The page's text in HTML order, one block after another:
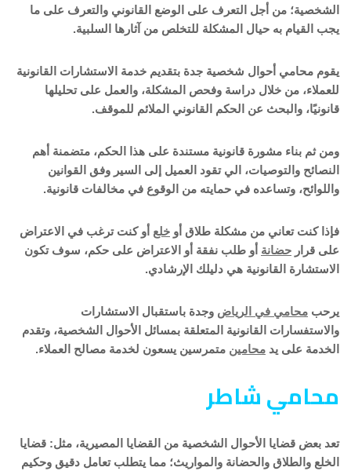
الشخصية؛ من أجل التعرف على الوضع القانوني والتعرف على ما
يجب القيام به حيال المشكلة للتخلص من آثارها السلبية.
يقوم محامي أحوال شخصية جدة بتقديم خدمة الاستشارات القانونية
للعملاء، من خلال دراسة وفحص المشكلة، والعمل على تحليلها
قانونيًا، والبحث عن الحكم القانوني الملائم للموقف.
ومن ثم بناء مشورة قانونية مستندة على هذا الحكم، متضمنة أهم
النصائح والتوصيات، الي تقود العميل إلى السير وفق القوانين
واللوائح، وتساعده في حمايته من الوقوع في مخالفات قانونية.
فإذا كنت تعاني من مشكلة طلاق أو خلع أو كنت ترغب في الاعتراض
على قرار حضانة أو طلب نفقة أو الاعتراض على حكم، سوف تكون
الاستشارة القانونية هي دليلك الإرشادي.
يرحب محامي في الرياض وجدة باستقبال الاستشارات
والاستفسارات القانونية المتعلقة بمسائل الأحوال الشخصية، وتقدم
الخدمة على يد محامين متمرسين يسعون لخدمة مصالح العملاء.
محامي شاطر
تعد بعض قضايا الأحوال الشخصية من القضايا المصيرية، مثل: قضايا
الخلع والطلاق والحضانة والمواريث؛ مما يتطلب تعامل دقيق وحكيم